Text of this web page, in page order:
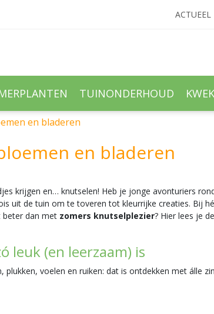
en bladeren
ACTUEEL
TUINONDERHOUD
en bladeren
krijgen en… knutselen! Heb je jonge avonturiers
uit de tuin om te toveren tot kleurrijke creaties. Bij
beter dan met zomers knutselplezier? Hier lees je
leuk (en leerzaam) is
plukken, voelen en ruiken: dat is ontdekken met álle